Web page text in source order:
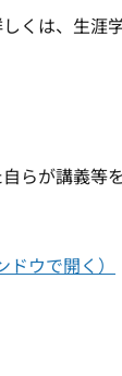
くは、生
らが講義等
ウで開く）